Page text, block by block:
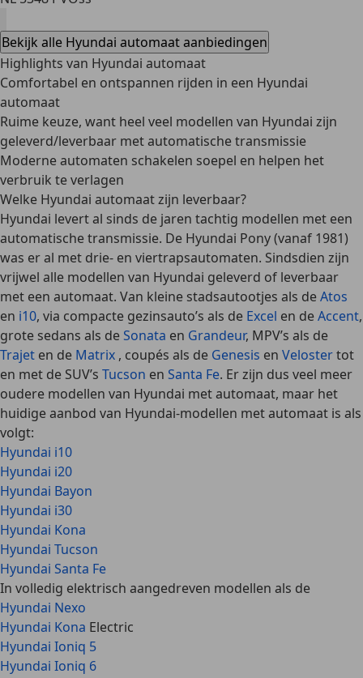
Bekijk alle Hyundai automaat aanbiedingen
Highlights van Hyundai automaat
Comfortabel en ontspannen rijden in een Hyundai
automaat
Ruime keuze, want heel veel modellen van Hyundai zijn
geleverd/leverbaar met automatische transmissie
Moderne automaten schakelen soepel en helpen het
verbruik te verlagen
Welke Hyundai automaat zijn leverbaar?
Hyundai levert al sinds de jaren tachtig modellen met een
automatische transmissie. De Hyundai Pony (vanaf 1981)
was er al met drie- en viertrapsautomaten. Sindsdien zijn
vrijwel alle modellen van Hyundai geleverd of leverbaar
met een automaat. Van kleine stadsautootjes als deAtos
en i10, via compacte gezinsauto’s als de Excel en deAccent,
grote sedans als deSonata en Grandeur, MPV’s als de
Trajet en de Matrix , coupés als de Genesis en Velostertot
en met de SUV’s Tucson en Santa Fe. Er zijn dus veel meer
oudere modellen van Hyundai met automaat, maar het
huidige aanbod van Hyundai-modellen met automaat is als
volgt:
Hyundai i10
Hyundai i20
Hyundai Bayon
Hyundai i30
Hyundai Kona
Hyundai Tucson
Hyundai Santa Fe
In volledig elektrisch aangedreven modellen als de
Hyundai Nexo
Hyundai Kona Electric
Hyundai Ioniq 5
Hyundai Ioniq 6